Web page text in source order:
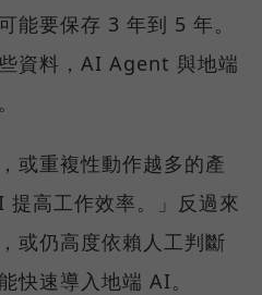
能要保存 3 年到 5 年。
資料，AI Agent 與地端
或重複性動作越多的產
高工作效率。」反過來
或仍高度依賴人工判斷
快速導入地端 AI。